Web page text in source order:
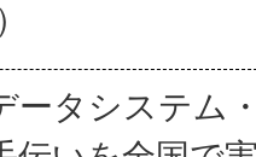
タシステム